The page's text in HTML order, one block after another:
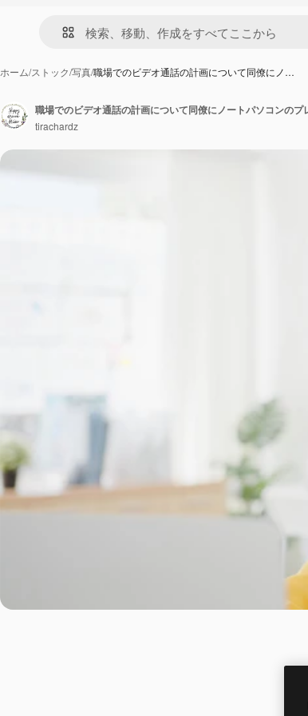
ホーム/ストック/写真/職場でのビデオ通話の計画について同僚にノ…
tirachardz